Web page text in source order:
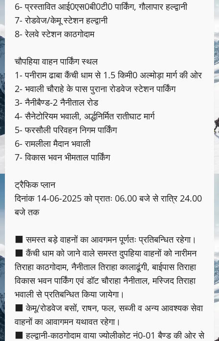
6- प्रस्तावित आई0एस0बी0टी0 पार्किंग, गौलापार हल्द्वानी
7- रोडवेज/केमू स्टेशन हल्द्वानी
8- रेलवे स्टेशन काठगोदाम
चौपहिया वाहन पार्किंग स्थल
1- पनीराम ढाबा कैंची धाम से 1.5 किमी0 अल्मोड़ा मार्ग की ओर
2- भवाली चौराहे के पास पुराना रोडवेज स्टेशन पार्किंग
3- नैनीबैण्ड-2 नैनीताल रोड
4- सैनेटोरियम भवाली, अर्द्धनिर्मित रातीघाट मार्ग
5- फरसौली परिवहन निगम पार्किंग
6- रामलीला मैदान भवाली
7- विकास भवन भीमताल पार्किंग
ट्रैफिक प्लान
दिनांक 14-06-2025 को प्रातः 06.00 बजे से रात्रि 24.00
बजे तक
■ समस्त बड़े वाहनों का आवगमन पूर्णतः प्रतिबन्धित रहेगा।
■ कैंची धाम को जाने वाले समस्त दुपहिया वाहनों को नारीमन
तिराहा काठगोदाम, नैनीताल तिराहा कालाढूंगी, बाईपास तिराहा
विकास भवन पार्किंग एवं डॉट चौराहा नैनीताल, मस्जिद तिराहा
भवाली से प्रतिबन्धित किया जायेगा।
■ केमू/रोडवेज बसों, राषन, फल, सब्जी व अन्य आवश्यक सेवा
वाहनों का आवागमन यथावत रहेगा।
■ हल्द्वानी-काठगोदाम वाया ज्योलीकोट नं0-01 बैण्ड की ओर से